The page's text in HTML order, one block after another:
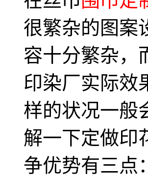
很繁杂的图案
容十分繁杂，
印染厂实际效
样的状况一般
解一下定做印
争优势有三点